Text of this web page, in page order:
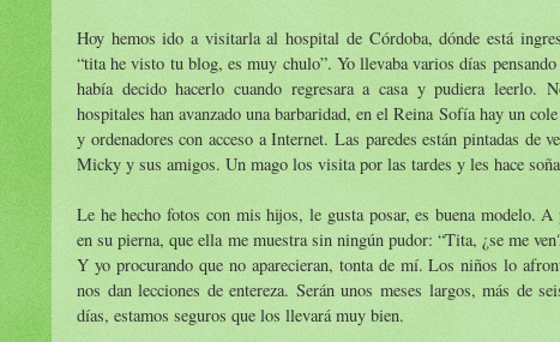
Hoy hemos ido a visitarla al hospital de Córdoba, dónde está
“tita he visto tu blog, es muy chulo”. Yo llevaba varios días
había decido hacerlo cuando regresara a casa y pudiera leerlo.
hospitales han avanzado una barbaridad, en el Reina Sofía hay un
y ordenadores con acceso a Internet. Las paredes están pintadas de
Micky y sus amigos. Un mago los visita por las tardes y les hace
Le he hecho fotos con mis hijos, le gusta posar, es buena modelo. A
en su pierna, que ella me muestra sin ningún pudor: “Tita, ¿se me
Y yo procurando que no aparecieran, tonta de mí. Los niños lo
nos dan lecciones de entereza. Serán unos meses largos, más de
días, estamos seguros que los llevará muy bien.